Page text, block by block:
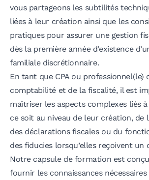
vous partageons les subtilités
liées à leur création ainsi que les
pratiques pour assurer une gestion
dès la première année d’existence
familiale discrétionnaire.
En tant que CPA ou professionnel(le)
comptabilité et de la fiscalité, il est
maîtriser les aspects complexes liés
ce soit au niveau de leur création, de
des déclarations fiscales ou du
des fiducies lorsqu’elles reçoivent un
Notre capsule de formation est
fournir les connaissances